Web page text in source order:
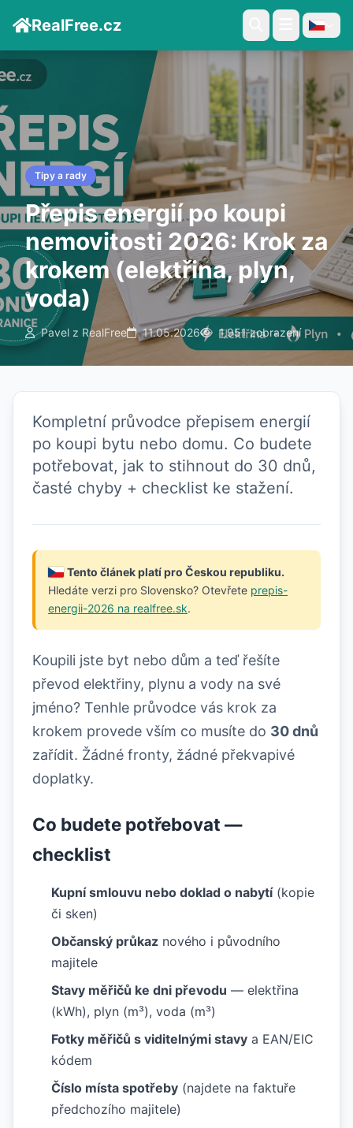
RealFree.cz
Tipy a rady
Přepis energií po koupi
nemovitosti 2026: Krok za
krokem (elektřina, plyn,
voda)
Pavel z RealFree 11.05.2026 1,951 zobrazení
Kompletní průvodce přepisem energií
po koupi bytu nebo domu. Co budete
potřebovat, jak to stihnout do 30 dnů,
časté chyby + checklist ke stažení.
Tento článek platí pro Českou republiku.
Hledáte verzi pro Slovensko? Otevřete prepis-
energii-2026 na realfree.sk.
Koupili jste byt nebo dům a teď řešíte
převod elektřiny, plynu a vody na své
jméno? Tenhle průvodce vás krok za
krokem provede vším co musíte do 30 dnů
zařídit. Žádné fronty, žádné překvapivé
doplatky.
Co budete potřebovat —
checklist
Kupní smlouvu nebo doklad o nabytí(kopie
či sken)
Občanský průkaz nového i původního
majitele
Stavy měřičů ke dni převodu — elektřina
(kWh), plyn (m³), voda (m³)
Fotky měřičů s viditelnými stavy a EAN/EIC
kódem
Číslo místa spotřeby (najdete na faktuře
předchozího majitele)